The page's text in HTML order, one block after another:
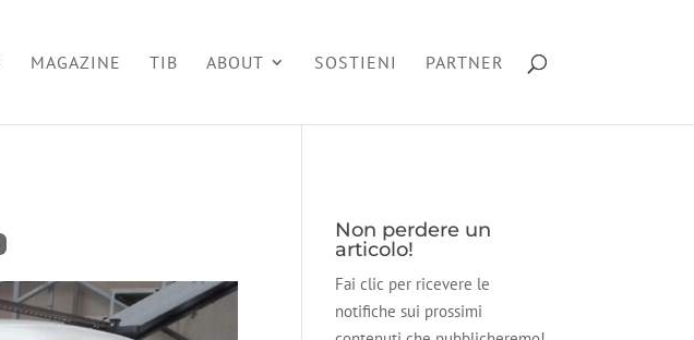
MAGAZINE TIB ABOUT SOSTIENI PARTNER
Non perdere un
articolo!
Fai clic per ricevere le
notifiche sui prossimi